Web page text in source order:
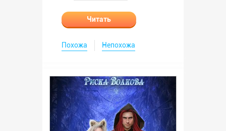
Читать
Похожа Непохожа